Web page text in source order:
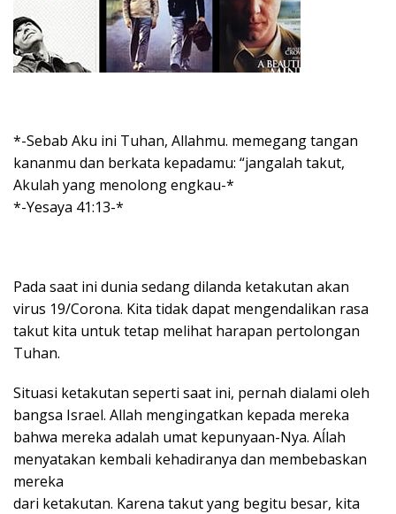
*-Sebab Aku ini Tuhan, Allahmu. memegang tangan
kananmu dan berkata kepadamu: “jangalah takut,
Akulah yang menolong engkau-*
*-Yesaya 41:13-*
Pada saat ini dunia sedang dilanda ketakutan akan
virus 19/Corona. Kita tidak dapat mengendalikan rasa
takut kita untuk tetap melihat harapan pertolongan
Tuhan.
Situasi ketakutan seperti saat ini, pernah dialami oleh
bangsa Israel. Allah mengingatkan kepada mereka
bahwa mereka adalah umat kepunyaan-Nya. Aĺlah
menyatakan kembali kehadiranya dan membebaskan
mereka
dari ketakutan. Karena takut yang begitu besar, kita